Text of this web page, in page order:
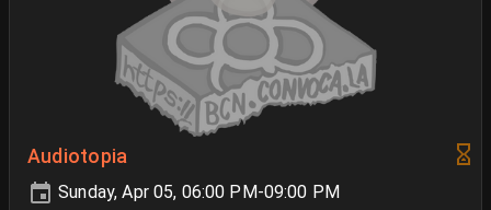
Audiotopia
Sunday, Apr 05, 06:00 PM-09:00 PM